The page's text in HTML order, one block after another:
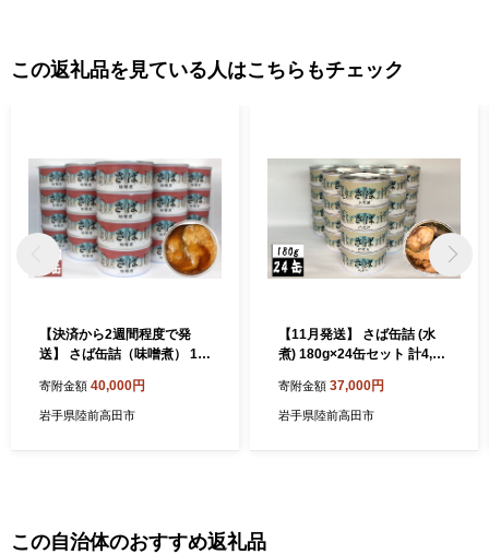
をしていました」等、震災の時だけでなく10年以上経った現在も
品を通して、私たちの想いが全国に、そして海の向こうまで届き
ますように。
この返礼品を見ている人はこちらもチェック
【決済から2週間程度で発
送】 さば缶詰（味噌煮） 18
サバ缶 鯖 無添加 無着色 海産
物 おつまみ 備蓄 防災 食料
寄附金額 40,000円
岩手県陸前高田市
【11月発送】 さば缶詰 (水
煮) 180g×24缶セット 計4,32
色 海産物 おつまみ 備蓄 防災
食料 長期保存 非常食 和尚印
寄附金額 37,000円
岩手県陸前高田市
この自治体のおすすめ返礼品